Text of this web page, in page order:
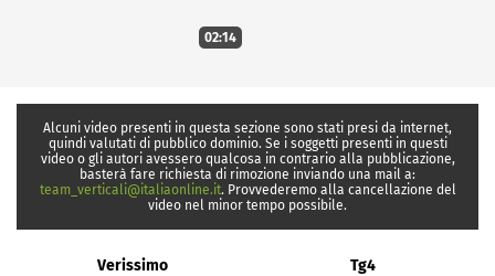
02:14
Alcuni video presenti in questa sezione sono stati presi da internet,
quindi valutati di pubblico dominio. Se i soggetti presenti in questi
video o gli autori avessero qualcosa in contrario alla pubblicazione,
basterà fare richiesta di rimozione inviando una mail a:
team_verticali@italiaonline.it. Provvederemo alla cancellazione del
video nel minor tempo possibile.
Verissimo Tg4